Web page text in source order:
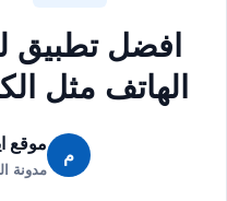
افضل تطبيق
الهاتف مثل
م
موقع
مدونة